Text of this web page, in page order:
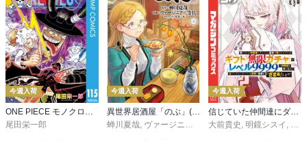
今週入荷
尾田栄一郎
今週入荷
蝉川夏哉 ヴァージニア二等兵 ,転
今週入荷
大前貴史 明鏡シスイ